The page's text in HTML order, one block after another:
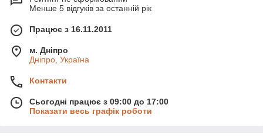
Менше 5 відгуків за останній рік
Працює з 16.11.2011
м. Дніпро
Дніпро, Україна
Контакти
Сьогодні працює з 09:00 до 17:00
Показати весь графік роботи